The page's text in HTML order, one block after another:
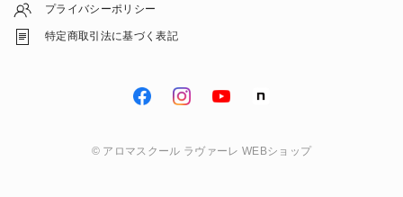
プライバシーポリシー
特定商取引法に基づく表記
© アロマスクール ラヴァーレ WEBショップ